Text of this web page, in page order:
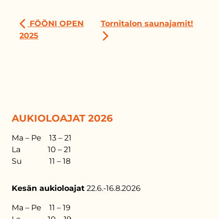
FÖÖNI OPEN
2025
Tornitalon saunajamit!
AUKIOLOAJAT 2026
Ma – Pe 13 – 21
La 10 – 21
Su 11 – 18
Kesän aukioloajat 22.6.-16.8.2026
Ma – Pe 11 – 19